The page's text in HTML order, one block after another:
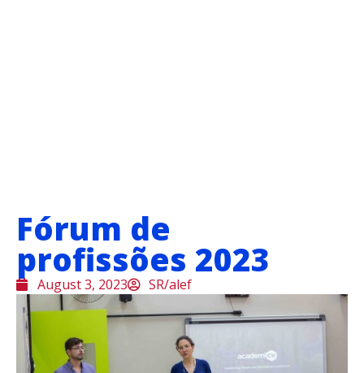
Fórum de
profissões 2023
August 3, 2023 SR/alef